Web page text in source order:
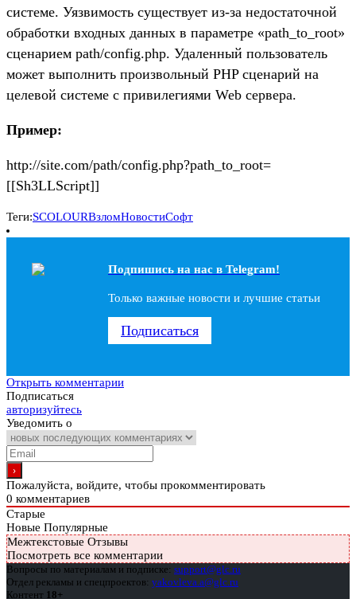
системе. Уязвимость существует из-за недостаточной
обработки входных данных в параметре «path_to_root»
сценарием path/config.php. Удаленный пользователь
может выполнить произвольный PHP сценарий на
целевой системе с привилегиями Web сервера.
Пример:
http://site.com/path/config.php?path_to_root=
[[Sh3LLScript]]
Теги:SCOLOURВзломНовостиСофт
Подпишись на наc в Telegram!
Только важные новости и лучшие статьи
Подписаться
Открыть комментарии
Подписаться
авторизуйтесь
Уведомить о
Пожалуйста, войдите, чтобы прокомментировать
0 комментариев
Старые
Новые Популярные
Межтекстовые Отзывы
Посмотреть все комментарии
Вопросы по материалам и подписке: support@glc.ru
Отдел рекламы и спецпроектов: yakovleva.a@glc.ru
Контент 18+